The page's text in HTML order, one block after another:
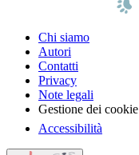
Chi siamo
Autori
Contatti
Privacy
Note legali
Gestione dei cookie
Accessibilità